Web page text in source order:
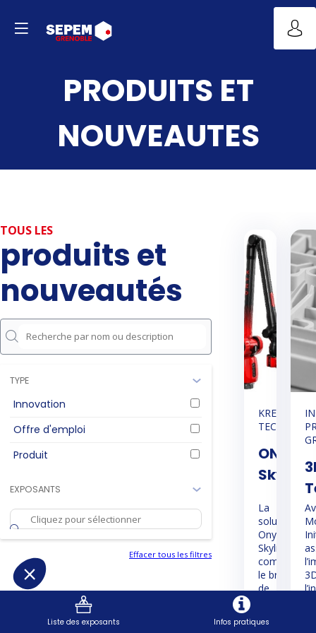
PRODUITS ET
NOUVEAUTES
TOUS LES
produits et
nouveautés
TYPE
Innovation
Offre d'emploi
Produit
EXPOSANTS
Effacer tous les filtres
ONYX
Skyline
La
solution
Onyx
Skyline
combine
le bras
de
avec un
KREON
Liste des exposants Infos pratiques